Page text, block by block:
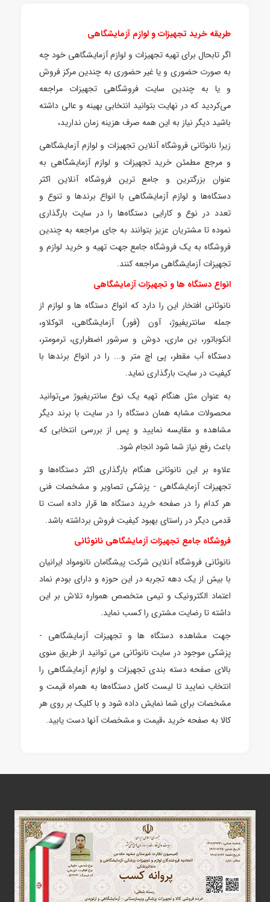
طریقه خرید تجهیزات و لوازم آزمایشگاهی
اگر تابحال برای تهیه تجهیزات و لوازم آزمایشگاهی خود چه
به صورت حضوری و یا غیر حضوری به چندین مرکز فروش
و یا به چندین سایت فروشگاهی تجهیزات مراجعه
می‌کردید که در نهایت بتوانید انتخابی بهینه و عالی داشته
باشید دیگر نیاز به این همه صرف هزینه زمان ندارید،
زیرا نانوثانی فروشگاه آنلاین تجهیزات و لوازم آزمایشگاهی
و مرجع مطمئن خرید تجهیزات و لوازم آزمایشگاهی به
عنوان بزرگترین و جامع ترین فروشگاه آنلاین اکثر
دستگاه‌ها و لوازم آزمایشگاهی با انواع برندها و تنوع و
تعدد در نوع و کارایی دستگاه‌ها را در سایت بارگذاری
نموده تا مشتریان عزیز بتوانند به جای مراجعه به چندین
فروشگاه به یک فروشگاه جامع جهت تهیه و خرید لوازم و
تجهیزات آزمایشگاهی مراجعه کنند.
انواع دستگاه ها و تجهیزات آزمایشگاهی
نانوثانی افتخار این را دارد که انواع دستگاه ها و لوازم از
جمله سانتریفیوژ، آون (فور) آزمایشگاهی، اتوکلاو،
انکوباتور، بن ماری، دوش و سرشور اضطراری، ترمومتر،
دستگاه آب مقطر، پی اچ متر و... را در انواع برندها با
کیفیت در سایت بارگذاری نماید.
به عنوان مثل هنگام تهیه یک نوع سانتریفیوژ می‌توانید
محصولات مشابه همان دستگاه را در سایت با برند دیگر
مشاهده و مقایسه نمایید و پس از بررسی انتخابی که
باعث رفع نیاز شما شود انجام شود.
علاوه بر این نانوثانی هنگام بارگذاری اکثر دستگاه‌ها و
تجهیزات آزمایشگاهی - پزشکی تصاویر و مشخصات فنی
هر کدام را در صفحه خرید دستگاه ها قرار داده است تا
قدمی دیگر در راستای بهبود کیفیت فروش برداشته باشد.
فروشگاه جامع تجهیزات آزمایشگاهی نانوثانی
نانوثانی فروشگاه آنلاین شرکت پیشگامان نانومواد ایرانیان
با بیش از یک دهه تجربه در این حوزه و دارای بودم نماد
اعتماد الکترونیک و تیمی متخصص همواره تلاش بر این
داشته تا رضایت مشتری را کسب نماید.
جهت مشاهده دستگاه ها و تجهیزات آزمایشگاهی -
پزشکی موجود در سایت نانوثانی می توانید از طریق منوی
بالای صفحه دسته بندی تجهیزات و لوازم آزمایشگاهی را
انتخاب نمایید تا لیست کامل دستگاه‌ها به همراه قیمت و
مشخصات برای شما نمایش داده شود و با کلیک بر روی هر
کالا به صفحه خرید ،قیمت و مشخصات آنها دست یابید.